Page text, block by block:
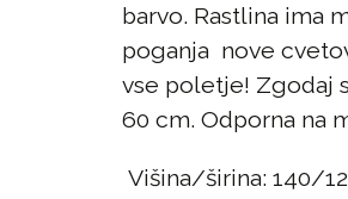
barvo. Rastlina ima
poganja nove
vse poletje! Zgodaj
60 cm. Odporna na
Višina/širina: 140/